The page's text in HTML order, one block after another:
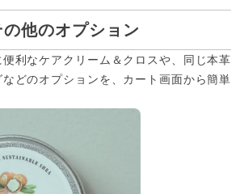
の他のオプション
利なケアクリーム＆クロスや、同じ本革
どのオプションを、カート画面から簡単